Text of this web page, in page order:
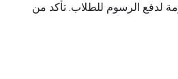
لدفع الرسوم للطلاب. تأكد من